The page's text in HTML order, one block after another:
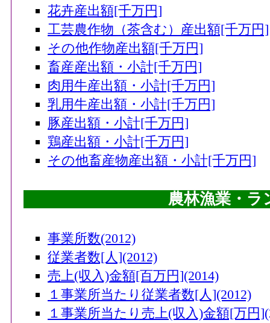
花卉産出額[千万円]
工芸農作物（茶含む）産出額[千万円]
その他作物産出額[千万円]
畜産産出額・小計[千万円]
肉用牛産出額・小計[千万円]
乳用牛産出額・小計[千万円]
豚産出額・小計[千万円]
鶏産出額・小計[千万円]
その他畜産物産出額・小計[千万円]
農林漁業・ラ
事業所数(2012)
従業者数[人](2012)
売上(収入)金額[百万円](2014)
１事業所当たり従業者数[人](2012)
１事業所当たり売上(収入)金額[万円